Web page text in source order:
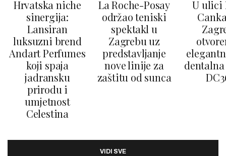
Hrvatska niche
sinergija:
Lansiran
luksuzni brend
Andart Perfumes
koji spaja
jadransku
prirodu i
umjetnost
Celestina
La Roche-Posay
održao teniski
spektakl u
Zagrebu uz
predstavljanje
nove linije za
zaštitu od sunca
U ulici
VIDI SVE